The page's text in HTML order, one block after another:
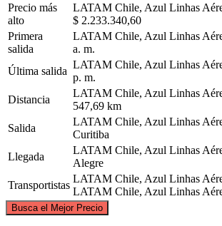
Precio más
alto
LATAM Chile, Azul Linhas
$ 2.233.340,60
Primera
salida
LATAM Chile, Azul Linhas
a. m.
Última salida
LATAM Chile, Azul Linhas
p. m.
Distancia
LATAM Chile, Azul Linhas
547,69 km
Salida
LATAM Chile, Azul Linhas
Curitiba
Llegada
LATAM Chile, Azul Linhas
Alegre
Transportistas
LATAM Chile, Azul Linhas
LATAM Chile, Azul Linhas
Busca el Mejor Precio
©CARTO, ©